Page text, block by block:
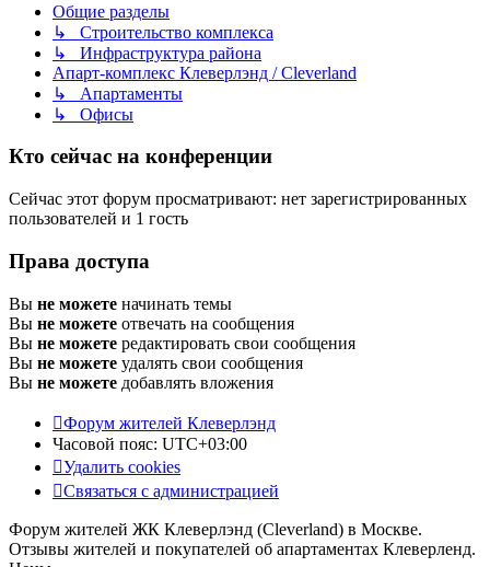
Общие разделы
↳ Строительство комплекса
↳ Инфраструктура района
Апарт-комплекс Клеверлэнд / Cleverland
↳ Апартаменты
↳ Офисы
Кто сейчас на конференции
Сейчас этот форум просматривают: нет зарегистрированных
пользователей и 1 гость
Права доступа
Вы не можете начинать темы
Вы не можете отвечать на сообщения
Вы не можете редактировать свои сообщения
Вы не можете удалять свои сообщения
Вы не можете добавлять вложения
Форум жителей Клеверлэнд
Часовой пояс: UTC+03:00
Удалить cookies
Связаться с администрацией
Форум жителей ЖК Клеверлэнд (Cleverland) в Москве.
Отзывы жителей и покупателей об апартаментах Клеверленд.